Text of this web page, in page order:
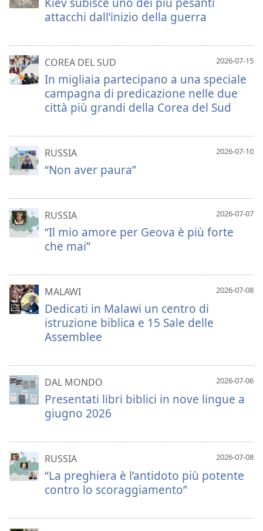
attacchi dall’inizio della guerra
2026-07-15
COREA DEL SUD
In migliaia partecipano a una speciale
campagna di predicazione nelle due
città più grandi della Corea del Sud
2026-07-10
RUSSIA
“Non aver paura”
2026-07-07
RUSSIA
“Il mio amore per Geova è più forte
che mai”
2026-07-08
MALAWI
Dedicati in Malawi un centro di
istruzione biblica e 15 Sale delle
Assemblee
2026-07-06
DAL MONDO
Presentati libri biblici in nove lingue a
giugno 2026
2026-07-08
RUSSIA
“La preghiera è l’antidoto più potente
contro lo scoraggiamento”